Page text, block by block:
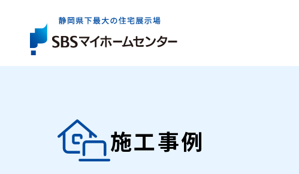
展示場一覧
展示場は県内全域に6か所。
住宅会社をさがす
出展している住宅会社は約40社。
イベント・キャンペーン
お役立ち 情報
住まいづくりの基礎知識やコラム、資金情報など
施工事例